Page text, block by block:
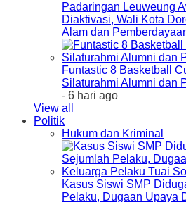
Padaringan Leuweung
Diaktivasi, Wali Kota
Alam dan
Funtastic 8 Basketball
Silaturahmi Alumni dan
- 6 hari ago
View all
Politik
Hukum dan Kriminal
Kasus Siswi SMP
Pelaku, Dugaan Upaya